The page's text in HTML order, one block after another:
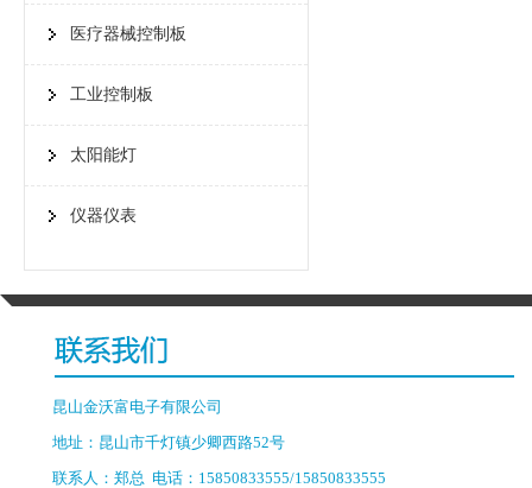
医疗器械控制板
工业控制板
太阳能灯
仪器仪表
昆山金沃富电子有限公司
地址：昆山市千灯镇少卿西路52号
联系人：郑总 电话：15850833555/15850833555